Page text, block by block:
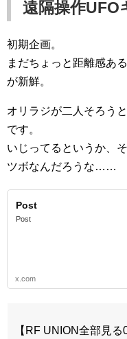
遠隔操作UFO
初期企画。
まだちょっと距離感あ
が新鮮。
オリラジが二人そろう
です。
いじってるというか、
ツボなんだろうな……
Post
Post
x.com
【RF UNION全部見る